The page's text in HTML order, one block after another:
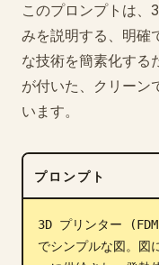
プロンプト
料金
ブログ
このプロンプトは
みを説明する、明確
な技術を簡素化する
が付いた、クリーン
います。
プロンプト
3D プリンター
でシンプルな図。図